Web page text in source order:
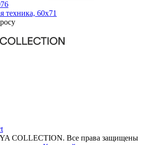
техника, 60x71
COLLECTION. Все права защищены